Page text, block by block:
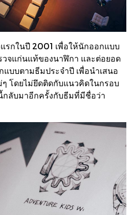
รกในปี 2001 เพื่อให้นักออกแบบ
วจแก่นแท้ของนาฬิกา และต่อยอด
แบบตามธีมประจำปี เพื่อนำเสนอ
โดยไม่ยึดติดกับแนวคิดในกรอบ
กลับมาอีกครั้งกับธีมที่มีชื่อว่า